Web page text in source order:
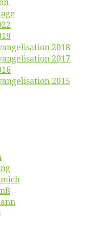
2018
2017
2015